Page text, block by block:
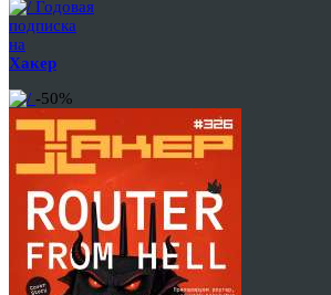
Годовая
подписка
на
Хакер
-50%